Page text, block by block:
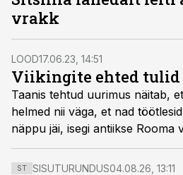
vrakk
LOOD17.06.23, 14:51
Viikingite ehted tulid
Taanis tehtud uurimus näitab,
helmed nii väga, et nad
näppu jäi, isegi antiikse Rooma
ST SISUTURUNDUS04.08.26, 13:11